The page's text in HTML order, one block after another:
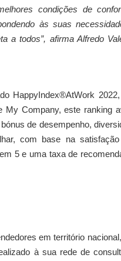
condições de
às suas
a todos”, afirma Alfredo
HappyIndex®AtWork
My Company, este ranking
de desempenho,
com base na
5 e uma taxa de
em território
à sua rede de